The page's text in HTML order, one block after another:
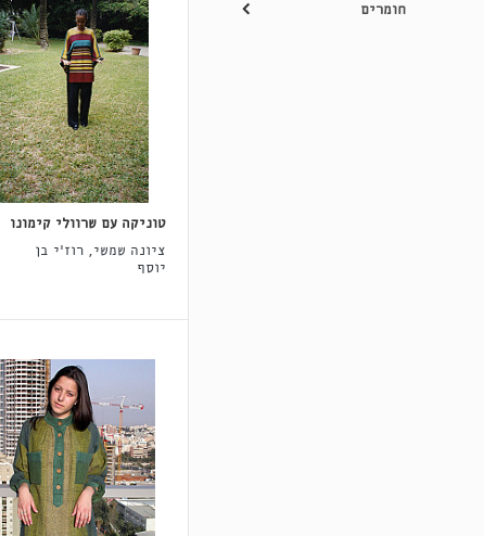
חומרים
טוניקה עם שרוולי קימונו
ציונה שמשי, רוז'י בן
יוסף